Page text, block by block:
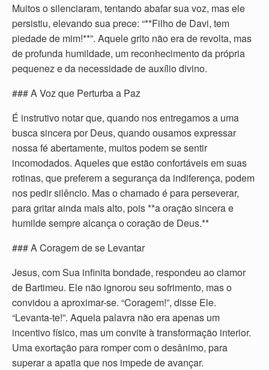
Muitos o silenciaram, tentando abafar sua voz, mas ele
persistiu, elevando sua prece: “**Filho de Davi, tem
piedade de mim!**”. Aquele grito não era de revolta, mas
de profunda humildade, um reconhecimento da própria
pequenez e da necessidade de auxílio divino.
### A Voz que Perturba a Paz
É instrutivo notar que, quando nos entregamos a uma
busca sincera por Deus, quando ousamos expressar
nossa fé abertamente, muitos podem se sentir
incomodados. Aqueles que estão confortáveis em suas
rotinas, que preferem a segurança da indiferença, podem
nos pedir silêncio. Mas o chamado é para perseverar,
para gritar ainda mais alto, pois **a oração sincera e
humilde sempre alcança o coração de Deus.**
### A Coragem de se Levantar
Jesus, com Sua infinita bondade, respondeu ao clamor
de Bartimeu. Ele não ignorou seu sofrimento, mas o
convidou a aproximar-se. “Coragem!”, disse Ele.
“Levanta-te!”. Aquela palavra não era apenas um
incentivo físico, mas um convite à transformação interior.
Uma exortação para romper com o desânimo, para
superar a apatia que nos impede de avançar.